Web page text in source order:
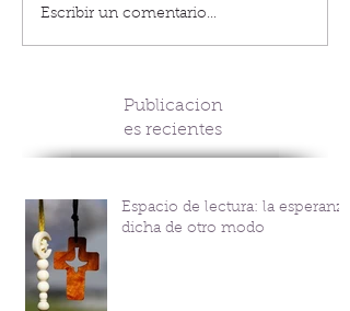
Escribir un comentario...
Publicacion
es recientes
Espacio de lectura: la esperanza
dicha de otro modo